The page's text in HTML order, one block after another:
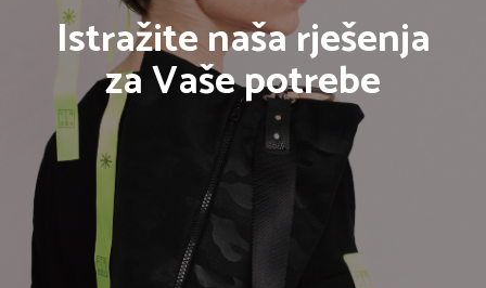
Istražite naša rješenja
za Vaše potrebe